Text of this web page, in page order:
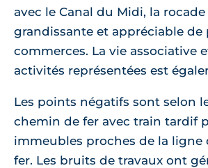
avec le Canal du Midi, la
grandissante et appréciable de
commerces. La vie associative
activités représentées est
Les points négatifs sont selon
chemin de fer avec train tardif
immeubles proches de la ligne
fer. Les bruits de travaux ont